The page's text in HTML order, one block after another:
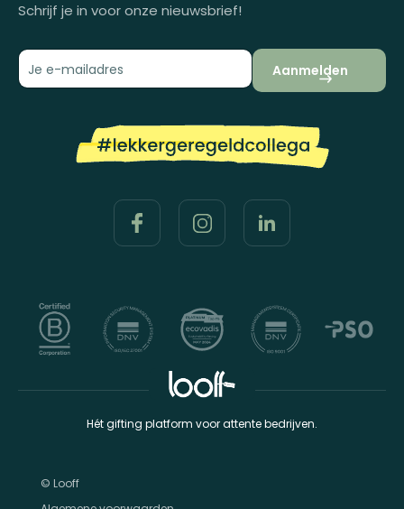
Schrijf je in voor onze nieuwsbrief!
Aanmelden
© Looff
Hét gifting platform voor attente bedrijven.